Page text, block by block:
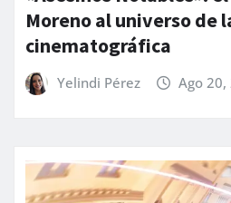
Moreno al universo de
cinematográfica
Yelindi Pérez Ago 20,